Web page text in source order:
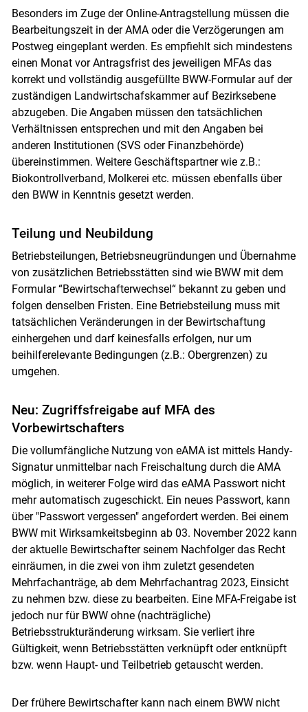
Skip to main content
Besonders im Zuge der Online-Antragstellung müssen die
Bearbeitungszeit in der AMA oder die Verzögerungen am
Postweg eingeplant werden. Es empfiehlt sich mindestens
einen Monat vor Antragsfrist des jeweiligen MFAs das
korrekt und vollständig ausgefüllte BWW-Formular auf der
zuständigen Landwirtschafskammer auf Bezirksebene
abzugeben. Die Angaben müssen den tatsächlichen
Verhältnissen entsprechen und mit den Angaben bei
anderen Institutionen (SVS oder Finanzbehörde)
übereinstimmen. Weitere Geschäftspartner wie z.B.:
Biokontrollverband, Molkerei etc. müssen ebenfalls über
den BWW in Kenntnis gesetzt werden.
Teilung und Neubildung
Betriebsteilungen, Betriebsneugründungen und Übernahme
von zusätzlichen Betriebsstätten sind wie BWW mit dem
Formular “Bewirtschafterwechsel“ bekannt zu geben und
folgen denselben Fristen. Eine Betriebsteilung muss mit
tatsächlichen Veränderungen in der Bewirtschaftung
einhergehen und darf keinesfalls erfolgen, nur um
beihilferelevante Bedingungen (z.B.: Obergrenzen) zu
umgehen.
Neu: Zugriffsfreigabe auf MFA des
Vorbewirtschafters
Die vollumfängliche Nutzung von eAMA ist mittels Handy-
Signatur unmittelbar nach Freischaltung durch die AMA
möglich, in weiterer Folge wird das eAMA Passwort nicht
mehr automatisch zugeschickt. Ein neues Passwort, kann
über "Passwort vergessen" angefordert werden. Bei einem
BWW mit Wirksamkeitsbeginn ab 03. November 2022 kann
der aktuelle Bewirtschafter seinem Nachfolger das Recht
einräumen, in die zwei von ihm zuletzt gesendeten
Mehrfachanträge, ab dem Mehrfachantrag 2023, Einsicht
zu nehmen bzw. diese zu bearbeiten. Eine MFA-Freigabe ist
jedoch nur für BWW ohne (nachträgliche)
Betriebsstrukturänderung wirksam. Sie verliert ihre
Gültigkeit, wenn Betriebsstätten verknüpft oder entknüpft
bzw. wenn Haupt- und Teilbetrieb getauscht werden.
Der frühere Bewirtschafter kann nach einem BWW nicht